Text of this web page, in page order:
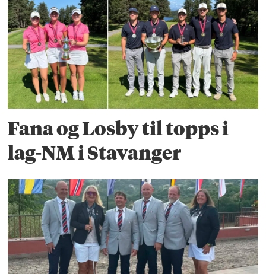
Fana og Losby til topps i
lag-NM i Stavanger